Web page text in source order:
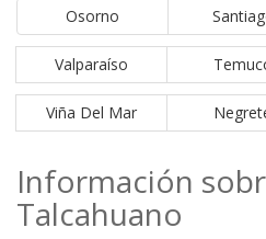
Osorno
Valparaíso
Viña Del Mar
Información
Talcahuano